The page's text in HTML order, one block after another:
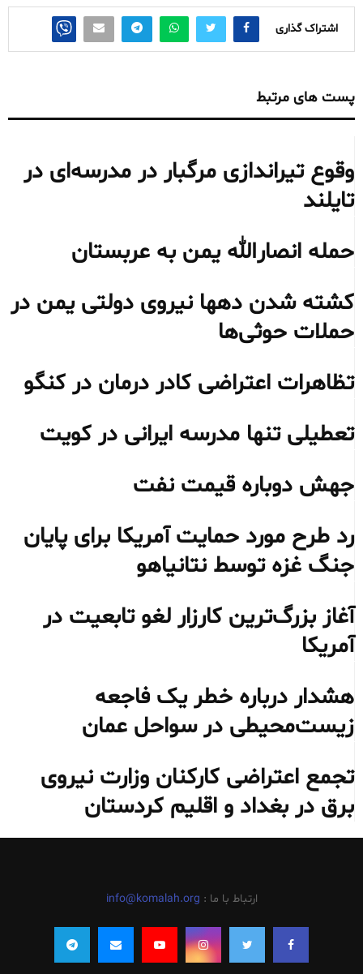
اشتراک گذاری
پست های مرتبط
وقوع تیراندازی مرگبار در مدرسه‌ای در
تایلند
حمله انصارالله یمن به عربستان
کشته شدن دهها نیروی دولتی یمن در
حملات حوثی‌ها
تظاهرات اعتراضی کادر درمان در کنگو
تعطیلی تنها مدرسه ایرانی در کویت
جهش دوباره قیمت نفت
رد طرح مورد حمایت آمریکا برای پایان
جنگ غزه توسط نتانیاهو
آغاز بزرگ‌ترین کارزار لغو تابعیت در
آمریکا
هشدار درباره خطر یک فاجعه
زیست‌محیطی در سواحل عمان
تجمع اعتراضی کارکنان وزارت نیروی
برق در بغداد و اقلیم کردستان
ارتباط با ما : info@komalah.org